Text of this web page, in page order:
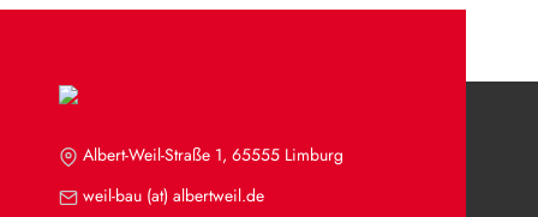
Albert-Weil-Straße 1, 65555 Limburg
weil-bau (at) albertweil.de